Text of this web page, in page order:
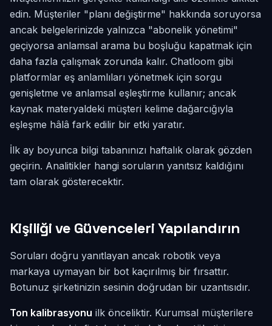
edin. Müşteriler "planı değiştirme" hakkında soruyorsa
ancak belgelerinizde yalnızca "abonelik yönetimi"
geçiyorsa anlamsal arama bu boşluğu kapatmak için
daha fazla çalışmak zorunda kalır. Chatloom gibi
platformlar eş anlamlıları yönetmek için sorgu
genişletme ve anlamsal eşleştirme kullanır; ancak
kaynak materyaldeki müşteri kelime dağarcığıyla
eşleşme hâlâ fark edilir bir etki yaratır.
İlk ay boyunca bilgi tabanınızı haftalık olarak gözden
geçirin. Analitikler hangi soruların yanıtsız kaldığını
tam olarak gösterecektir.
Kişiliği ve Güvenceleri Yapılandırın
Soruları doğru yanıtlayan ancak robotik veya
markaya uymayan bir bot kaçırılmış bir fırsattır.
Botunuz şirketinizin sesinin doğrudan bir uzantısıdır.
Ton kalibrasyonu ilk önceliktir. Kurumsal müşterilere